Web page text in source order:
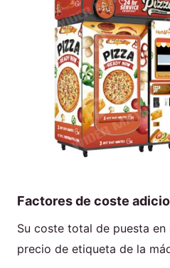
Factores de coste
Su coste total de puesta en
precio de etiqueta de la